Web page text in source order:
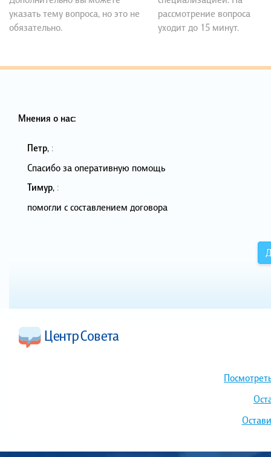
указать тему вопроса, но это не
обязательно.
рассмотрение вопроса
уходит до 15 минут.
Мнения о нас:
Петр, :
Спасибо за оперативную помощь
Тимур, :
помогли с составлением договора